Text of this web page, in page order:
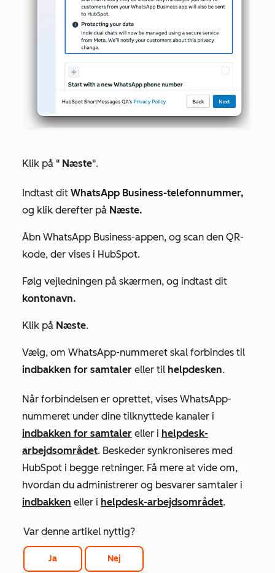
Klik på " Næste".
Indtast dit WhatsApp Business-telefonnummer,
og klik derefter på Næste.
Åbn WhatsApp Business-appen, og scan den QR-
kode, der vises i HubSpot.
Følg vejledningen på skærmen, og indtast dit
kontonavn.
Klik på Næste.
Vælg, om WhatsApp-nummeret skal forbindes til
indbakken for samtaler eller til helpdesken.
Når forbindelsen er oprettet, vises WhatsApp-
nummeret under dine tilknyttede kanaler i
indbakken for samtaler eller i helpdesk-
arbejdsområdet. Beskeder synkroniseres med
HubSpot i begge retninger. Få mere at vide om,
hvordan du administrerer og besvarer samtaler i
indbakken eller i helpdesk-arbejdsområdet.
Var denne artikel nyttig?
Ja Nej